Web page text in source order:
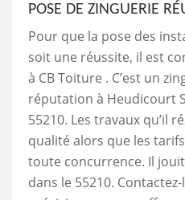
POSE DE ZINGUERIE
Pour que la pose des
soit une réussite, il est
à CB Toiture . C’est un
réputation à Heudicourt
55210. Les travaux qu’il
qualité alors que les
toute concurrence. Il
dans le 55210.